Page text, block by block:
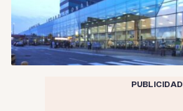
PUBLICIDAD